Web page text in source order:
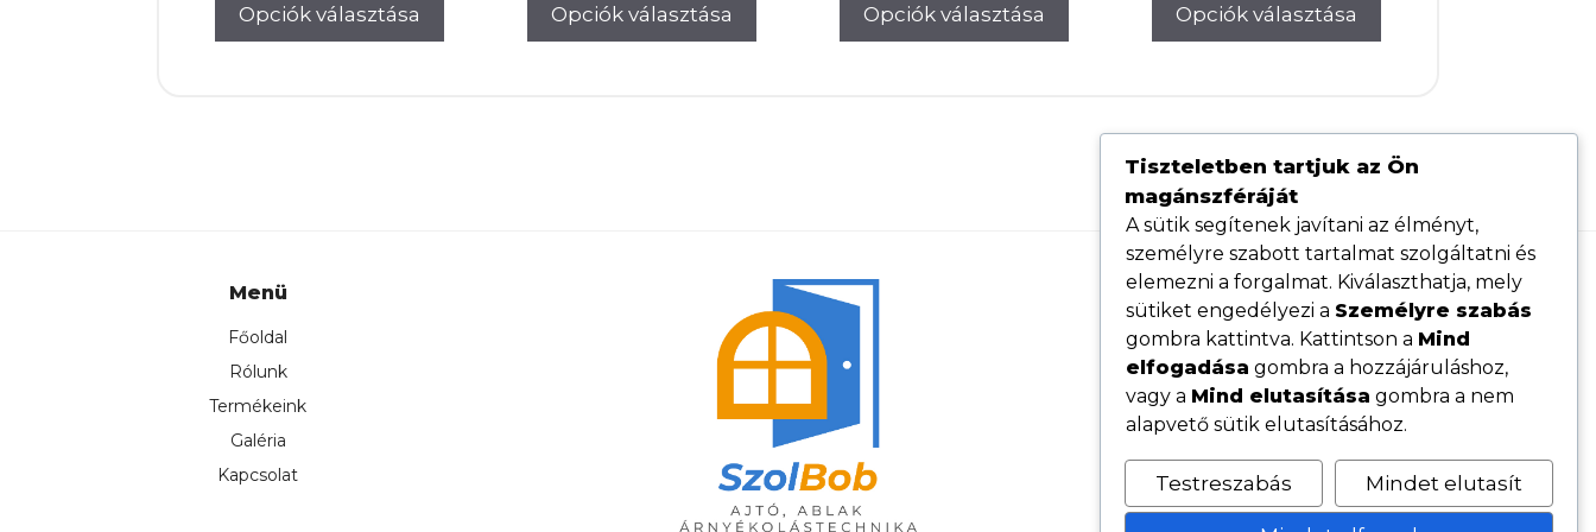
24.000Ft.22.500Ft.
Opciók választása Opciók választása
22.500Ft.21.000Ft.
Opciók választása
was:
Opciók választása
Menü
Főoldal
Rólunk
Termékeink
Galéria
Kapcsolat
Hasznos linkek
Adatvédelmi tájékoztató
ÁSZF
Cookie tájékoztató
Kövess minket közösségi oldalainkon
Tiszteletben tartjuk az Ön
magánszféráját
A sütik segítenek javítani az élményt,
személyre szabott tartalmat szolgáltatni és
elemezni a forgalmat. Kiválaszthatja, mely
sütiket engedélyezi a Személyre szabás
gombra kattintva. Kattintson a Mind
elfogadása gombra a hozzájáruláshoz,
vagy a Mind elutasítása gombra a nem
alapvető sütik elutasításához.
Testreszabás Mindet elutasít